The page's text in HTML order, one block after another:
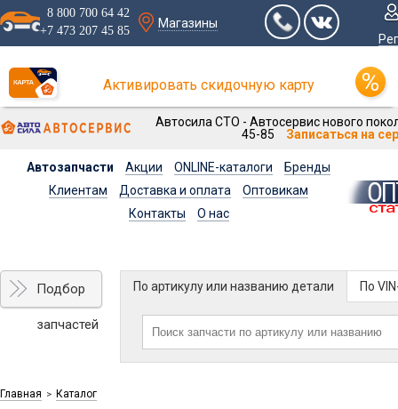
8 800 700 64 42
+7 473 207 45 85
Магазины
Активировать скидочную карту
Автосила СТО - Автосервис нового
45-85
Записаться на
Автозапчасти Акции ONLINE-каталоги
Бренды
Клиентам
Доставка и оплата
Оптовикам
Контакты
О нас
Подбор
запчастей
По артикулу или названию детали По
Главная > Каталог